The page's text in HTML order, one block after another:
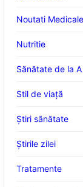
Noutati Medicale
Nutritie
Sănătate de la
Stil de viaţă
Ştiri sănătate
Știrile zilei
Tratamente